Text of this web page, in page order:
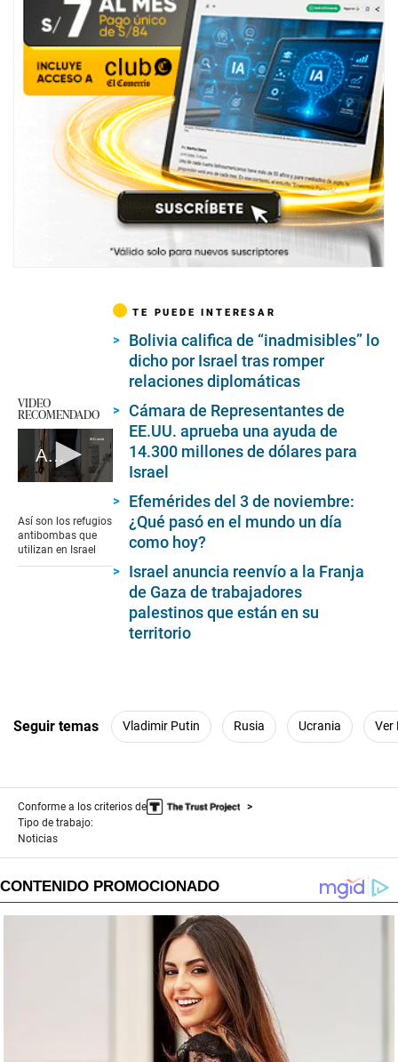
VIDEO
RECOMENDADO
Así son los refugios antibombas que utilizan en Israel
of
1
minute,
Así son los refugios
antibombas que
utilizan en Israel
TE PUEDE INTERESAR
Bolivia califica de “inadmisibles” lo
dicho por Israel tras romper
relaciones diplomáticas
Cámara de Representantes de
EE.UU. aprueba una ayuda de
14.300 millones de dólares para
Israel
Efemérides del 3 de noviembre:
¿Qué pasó en el mundo un día
como hoy?
Israel anuncia reenvío a la Franja
de Gaza de trabajadores
palestinos que están en su
territorio
Seguir temas Vladimir Putin Rusia Ucrania Ver
Conforme a los criterios de
Tipo de trabajo:
Noticias